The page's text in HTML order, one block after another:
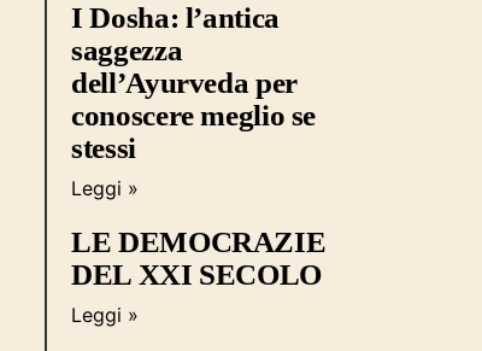
I Dosha: l’antica
saggezza
dell’Ayurveda per
conoscere meglio se
stessi
Leggi »
LE DEMOCRAZIE
DEL XXI SECOLO
Leggi »